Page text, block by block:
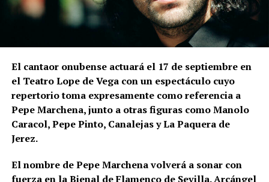
Bellido señala que los constructores aprovecharon
expresamente el desnivel del cerro de La Mota.
parte superior levantaron la muralla y, en una
posición inferior, unaestructura ataludada que
inicialmente servía como refuerzo o contrafuerte y
que posteriormente adquirió función de antemuro o
barbacana.Entre ambas estructuras se fueron
colocando rellenos de tierra separados por
tongadas de cal hasta conformar la liza,
documentada a una cota de 133,48 metros sobre el
nivel del mar.
El cantaor onubense actuará el 17 de septiembre en
el Teatro Lope de Vega con un espectáculo cuyo
repertorio toma expresamente como referencia a
Pepe Marchena, junto a otras figuras como Manolo
Caracol, Pepe Pinto, Canalejas y La Paquera de
Jerez.
El nombre de Pepe Marchena volverá a sonar con
fuerza en la Bienal de Flamenco de Sevilla. Arcángel